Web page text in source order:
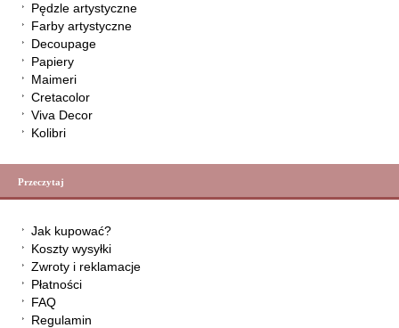
Pędzle artystyczne
Farby artystyczne
Decoupage
Papiery
Maimeri
Cretacolor
Viva Decor
Kolibri
Przeczytaj
Jak kupować?
Koszty wysyłki
Zwroty i reklamacje
Płatności
FAQ
Regulamin